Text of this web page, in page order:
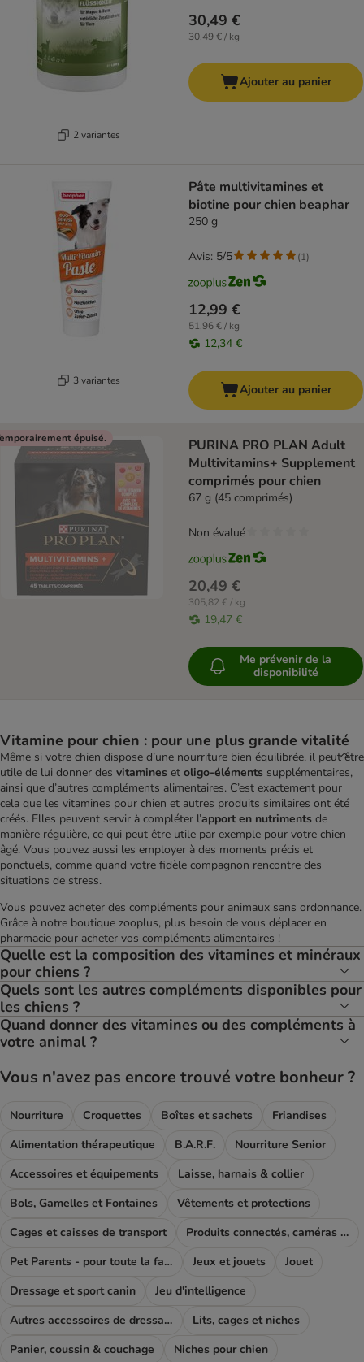
2 variantes
30,49 €
30,49 € / kg
Ajouter au panier
3 variantes
Pâte multivitamines et
biotine pour chien beaphar
250 g
12,99 €
51,96 € / kg
12,34 €
Avis: 5/5 (1)
Ajouter au panier
épuisé.
PURINA PRO PLAN Adult
Multivitamins+ Supplement
comprimés pour chien
67 g (45 comprimés)
20,49 €
305,82 € / kg
19,47 €
Non évalué
Me prévenir de la
disponibilité
Vitamine pour chien : pour une plus grande vitalité
Même si votre chien dispose d’une nourriture bien équilibrée, il peut être
utile de lui donner des vitamines et oligo-éléments supplémentaires,
ainsi que d’autres compléments alimentaires. C’est exactement pour
cela que les vitamines pour chien et autres produits similaires ont été
créés. Elles peuvent servir à compléter l’apport en nutriments de
manière régulière, ce qui peut être utile par exemple pour votre chien
âgé. Vous pouvez aussi les employer à des moments précis et
ponctuels, comme quand votre fidèle compagnon rencontre des
situations de stress.
Vous pouvez acheter des compléments pour animaux sans ordonnance.
Grâce à notre boutique zooplus, plus besoin de vous déplacer en
pharmacie pour acheter vos compléments alimentaires !
Quelle est la composition des vitamines et minéraux
pour chiens ?
Quels sont les autres compléments disponibles pour
les chiens ?
Quand donner des vitamines ou des compléments à
votre animal ?
Vous n'avez pas encore trouvé votre bonheur ?
Nourriture Croquettes Boîtes et sachets
Friandises
Alimentation thérapeutique
B.A.R.F.
Nourriture Senior
Accessoires et équipements
Laisse, harnais & collier
Bols, Gamelles et Fontaines
Vêtements et protections
Cages et caisses de transport
Produits connectés, caméras et GPS
Pet Parents - pour toute la famille
Jeux et jouets
Jouet
Dressage et sport canin
Jeu d'intelligence
Autres accessoires de dressage
Lits, cages et niches
Panier, coussin & couchage
Niches pour chien